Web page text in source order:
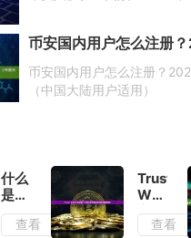
币安国内用户怎么注册？
（中国大陆用户适用）
什么
是
Upbit
加密
查看
Trust
Wallet
安全
吗？
查看